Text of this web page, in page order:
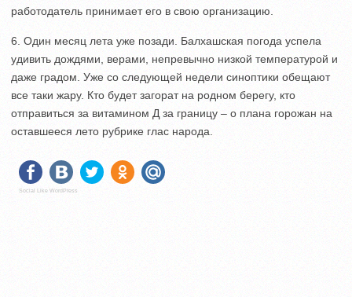
работодатель принимает его в свою организацию.
6. Один месяц лета уже позади. Балхашская погода успела
удивить дождями, верами, непревычно низкой температурой и
даже градом. Уже со следующей недели синоптики обещают
все таки жару. Кто будет загорат на родном берегу, кто
отправиться за витамином Д за границу – о плана горожан на
оставшееся лето рубрике глас народа.
Social Like WordPress